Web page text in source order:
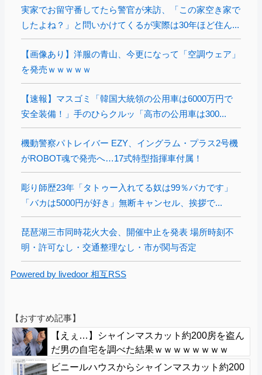
実家でお留守番してたら警官が来訪、「この家空き家で
したよね？」と問いかけてくるが実際は30年ほど住ん...
【画像あり】洋服の青山、今更になって「空調ウェア」
を発売ｗｗｗｗｗ
【速報】マスゴミ「韓国大統領の公用車は6000万円で
安全装備！」手のひらクルッ「高市の公用車は300...
機動警察パトレイバー EZY、イングラム・プラス2号機
がROBOT魂で発売へ…17式特型指揮車付属！
彫り師歴23年「タトゥー入れてる奴は99％バカです」
「バカは5000円が好き」無断キャンセル、挨拶で...
琵琶湖三市同時花火大会、開催中止を発表 場所時刻不
明・許可なし・交通整理なし・市が関与否定
Powered by livedoor 相互RSS
【おすすめ記事】
【えぇ…】シャインマスカット約200房を盗ん
だ男の自宅を調べた結果ｗｗｗｗｗｗｗｗ
ビニールハウスからシャインマスカット約200